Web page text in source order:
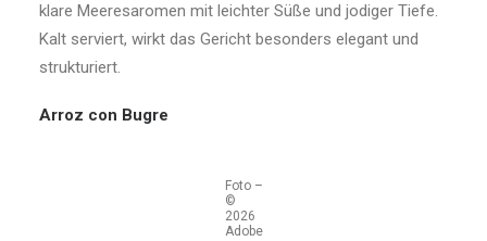
klare Meeresaromen mit leichter Süße und jodiger Tiefe.
Kalt serviert, wirkt das Gericht besonders elegant und
strukturiert.
Arroz con Bugre
Foto –
©
2026
Adobe